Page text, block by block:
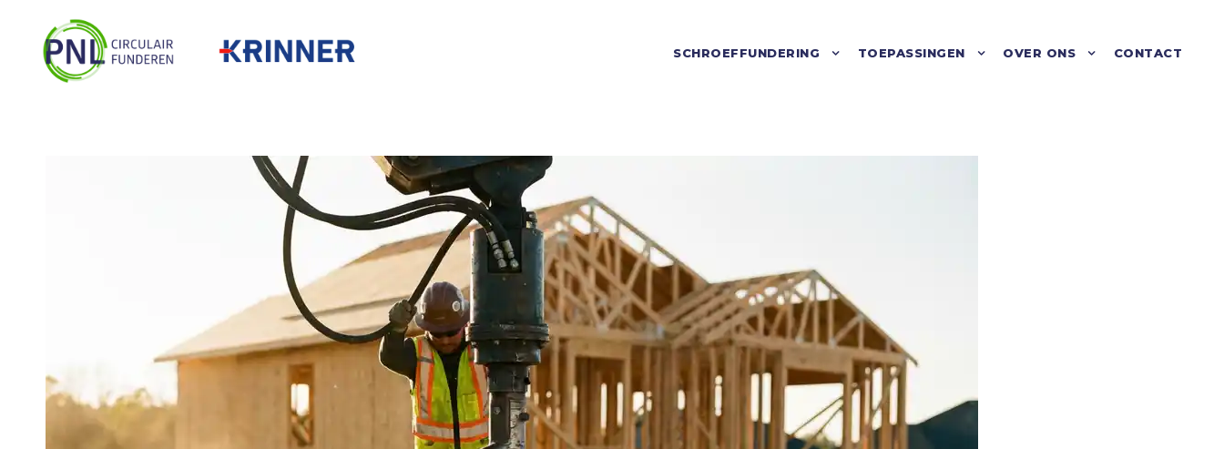
SCHROEFFUNDERING TOEPASSINGEN OVER ONS CONTACT